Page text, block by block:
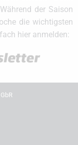
der Saison
die wichtigsten
hier anmelden: